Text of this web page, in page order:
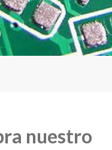
nuestro